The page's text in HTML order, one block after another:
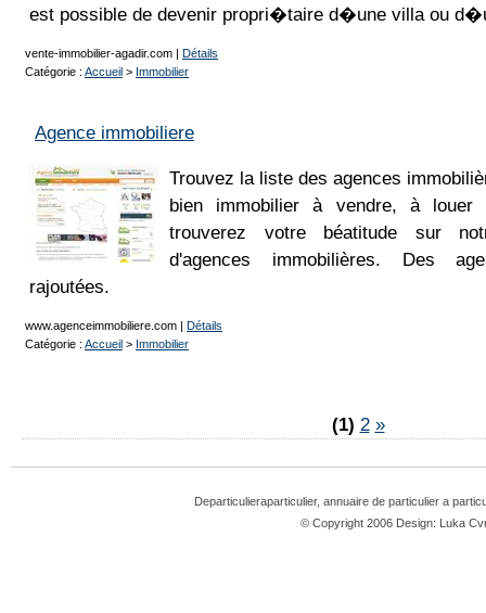
est possible de devenir propri�taire d�une villa ou
vente-immobilier-agadir.com | Détails
Catégorie : Accueil > Immobilier
Agence immobiliere
Trouvez la liste des agences
bien immobilier à vendre, à louer
trouverez votre béatitude sur
d'agences immobilières. Des
rajoutées.
www.agenceimmobiliere.com | Détails
Catégorie : Accueil > Immobilier
(1) 2 »
Departiculieraparticulier, annuaire de particulier a
© Copyright 2006 Design: Luka